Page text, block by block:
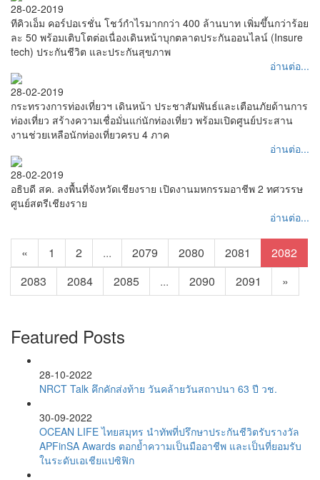
28-02-2019
ทีคิวเอ็ม คอร์ปอเรชั่น โชว์กำไรมากกว่า 400 ล้านบาท เพิ่มขึ้นกว่าร้อย
ละ 50 พร้อมเติบโตต่อเนื่องเดินหน้าบุกตลาดประกันออนไลน์ (Insure
tech) ประกันชีวิต และประกันสุขภาพ
อ่านต่อ...
28-02-2019
กระทรวงการท่องเที่ยวฯ เดินหน้า ประชาสัมพันธ์และเตือนภัยด้านการ
ท่องเที่ยว สร้างความเชื่อมั่นแก่นักท่องเที่ยว พร้อมเปิดศูนย์ประสาน
งานช่วยเหลือนักท่องเที่ยวครบ 4 ภาค
อ่านต่อ...
28-02-2019
อธิบดี สค. ลงพื้นที่จังหวัดเชียงราย เปิดงานมหกรรมอาชีพ 2 ทศวรรษ
ศูนย์สตรีเชียงราย
อ่านต่อ...
« 1 2 ... 2079 2080 2081
2082
2083
2084 2085 ... 2090 2091 »
Featured Posts
28-10-2022
NRCT Talk คึกคักส่งท้าย วันคล้ายวันสถาปนา 63 ปี วช.
30-09-2022
OCEAN LIFE ไทยสมุทร นำทัพที่ปรึกษาประกันชีวิตรับรางวัล
APFinSA Awards ตอกย้ำความเป็นมืออาชีพ และเป็นที่ยอมรับ
ในระดับเอเชียแปซิฟิก